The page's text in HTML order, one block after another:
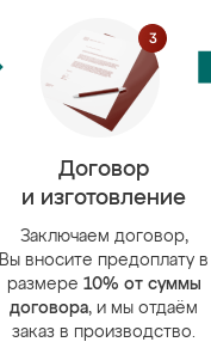
Договор
и изготовление
Заключаем договор,
Вы вносите предоплату в
размере 10% от суммы
договора, и мы отдаём
заказ в производство.